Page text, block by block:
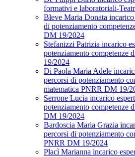
formativi e laboratoriali-
Bleve Maria Donata
di potenziamento
DM 19/2024
Stefanizzi Patrizia incarico
potenziamento competenze
19/2024
Di Paola Maria Adele
percorsi di potenziamento
matematica PNRR DM 19/
Serrone Lucia incarico
potenziamento competenze
DM 19/2024
Bardoscia Maria Grazia
percorsi di potenziamento
PNRR DM 19/2024
Placì Marianna incarico